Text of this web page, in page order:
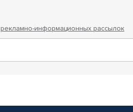
рекламно-информационных рассылок